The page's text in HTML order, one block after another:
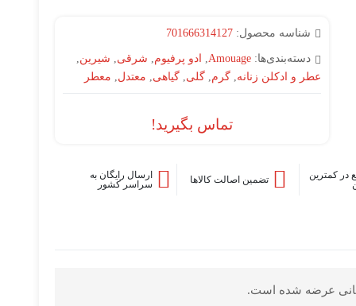
شناسه محصول: 701666314127
دسته‌بندی‌ها: Amouage
, ادو پرفیوم, شرقی, شیرین,
عطر و ادکلن زنانه گرم گلی گیاهی معتدل معطر
تماس بگیرید!
در کمترین
تضمین اصالت کالاها
ارسال رایگان به
سراسر کشور